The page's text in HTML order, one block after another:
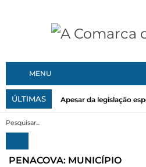
MENU
ÚLTIMAS Apesar da legislação
PENACOVA: MUNICÍPIO